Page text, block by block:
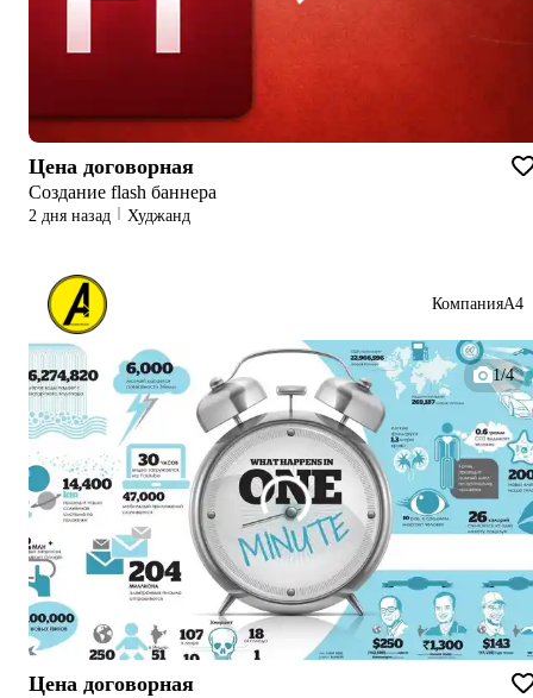
Цена договорная
Создание flash баннера
2 дня назад Худжанд
КомпанияА4
1/4
Цена договорная